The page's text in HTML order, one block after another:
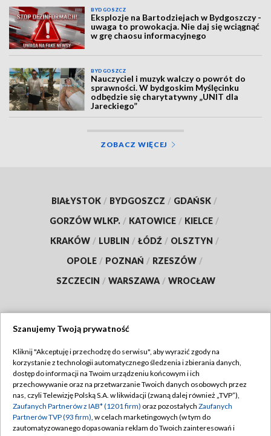
BYDGOSZCZ
Eksplozje na Bartodziejach w Bydgoszczy -
uwaga to prowokacja. Nie daj się wciągnąć
w grę chaosu informacyjnego
BYDGOSZCZ
Nauczyciel i muzyk walczy o powrót do
sprawności. W bydgoskim Myślęcinku
odbędzie się charytatywny „UNIT dla
Jareckiego”
ZOBACZ WIĘCEJ
BIAŁYSTOK / BYDGOSZCZ / GDAŃSK /
GORZÓW WLKP. / KATOWICE / KIELCE /
KRAKÓW / LUBLIN / ŁÓDŹ / OLSZTYN /
OPOLE / POZNAŃ / RZESZÓW /
SZCZECIN / WARSZAWA / WROCŁAW
TVP
Abonament TVP
Emisja w TVP
Centrum informacji TVP
Regulamin TVP
Polityka prywatności
Moje zgody
Szanujemy Twoją prywatność
Kliknij "Akceptuję i przechodzę do serwisu", aby wyrazić zgody na
korzystanie z technologii automatycznego śledzenia i zbierania danych,
dostęp do informacji na Twoim urządzeniu końcowym i ich
przechowywanie oraz na przetwarzanie Twoich danych osobowych przez
nas, czyli Telewizję Polską S.A. w likwidacji (zwaną dalej również „TVP”),
Zaufanych Partnerów z IAB* (1201 firm) oraz pozostałych Zaufanych
Partnerów TVP (93 firm), w celach marketingowych (w tym do
zautomatyzowanego dopasowania reklam do Twoich zainteresowań i